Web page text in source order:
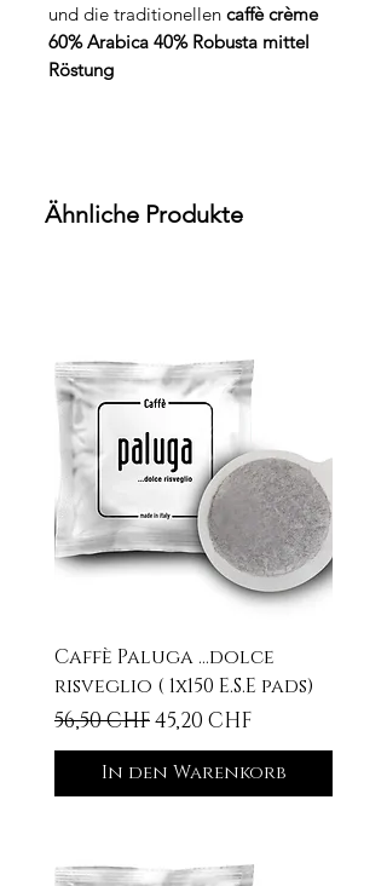
und die traditionellen caffè crème
60% Arabica 40% Robusta mittel
Röstung
Ähnliche Produkte
Caffè Paluga ...dolce
risveglio ( 1x150 E.S.E pads)
Standardpreis
56,50 CHFSale-Preis
45,20 CHF
In den Warenkorb